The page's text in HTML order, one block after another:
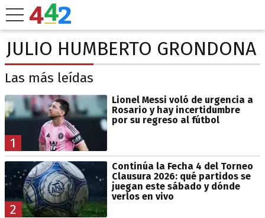
JULIO HUMBERTO GRONDONA
Las más leídas
1
Lionel Messi voló de urgencia a
Rosario y hay incertidumbre
por su regreso al fútbol
2
Continúa la Fecha 4 del Torneo
Clausura 2026: qué partidos se
juegan este sábado y dónde
verlos en vivo